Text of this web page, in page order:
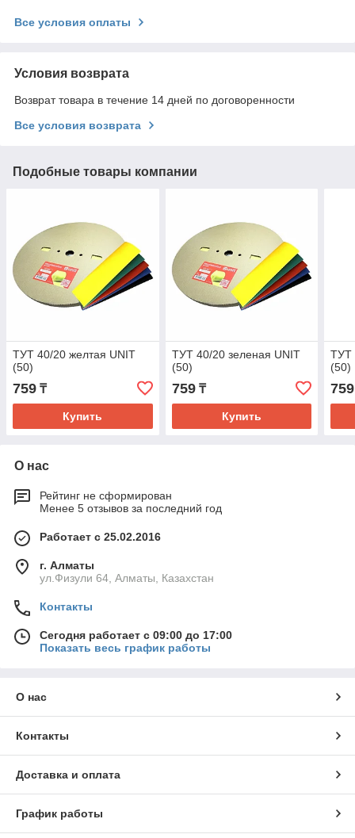
Все условия оплаты
Условия возврата
Возврат товара в течение 14 дней по договоренности
Все условия возврата
Подобные товары компании
ТУТ 40/20 желтая UNIT
(50)
759 ₸
Купить
ТУТ 40/20 зеленая UNIT
(50)
759₸
Купить
ТУТ
(50)
759
О нас
Рейтинг не сформирован
Менее 5 отзывов за последний год
Работает с 25.02.2016
г. Алматы
ул.Физули 64, Алматы, Казахстан
Контакты
Сегодня работает с 09:00 до 17:00
Показать весь график работы
О нас
Контакты
Доставка и оплата
График работы